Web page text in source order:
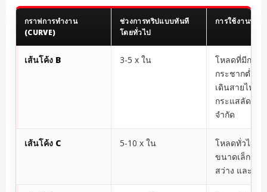
กราฟการทำงาน
(CURVE)
ช่วงการทริปแบบทันที
โดยทั่วไป
การใช้งานทั่วไ
เส้นโค้ง B 3-5 x ใน
โหลดที่มีกระ
กระชากต่ำ แ
เดินสายไฟระ
กระแสลัดวงจ
จำกัด
เส้นโค้ง C 5-10 x ใน
โหลดทั่วไป ม
ขนาดเล็ก กลุ่
สว่าง และวง